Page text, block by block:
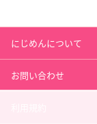
にじめんについて
お問い合わせ